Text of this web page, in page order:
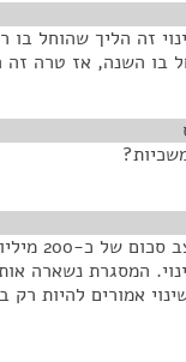
זה הליך שהוחל
בו השנה, אז טרה זה
מתוך ה-450
המסגרת נשארה
אמורים להיות רק